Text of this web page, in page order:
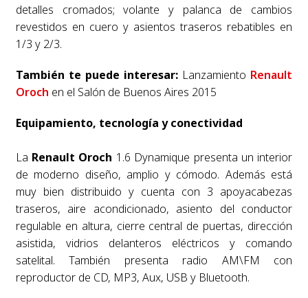
detalles cromados; volante y palanca de cambios
revestidos en cuero y asientos traseros rebatibles en
1/3 y 2/3.
También te puede interesar: Lanzamiento Renault
Oroch en el Salón de Buenos Aires 2015
Equipamiento, tecnología y conectividad
La Renault Oroch 1.6 Dynamique presenta un interior
de moderno diseño, amplio y cómodo. Además está
muy bien distribuido y cuenta con 3 apoyacabezas
traseros, aire acondicionado, asiento del conductor
regulable en altura, cierre central de puertas, dirección
asistida, vidrios delanteros eléctricos y comando
satelital. También presenta radio AM\FM con
reproductor de CD, MP3, Aux, USB y Bluetooth.